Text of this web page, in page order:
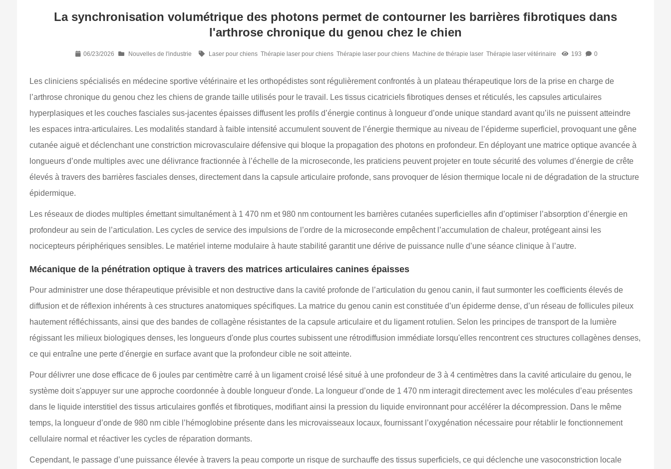
La synchronisation volumétrique des photons permet de contourner les barrières fibrotiques dans
l'arthrose chronique du genou chez le chien
06/23/2026 Nouvelles de l'industrie Laser pour chiens Thérapie laser pour chiens Thérapie laser pour chiens Machine de thérapie laser Thérapie laser vétérinaire 193 0
Les cliniciens spécialisés en médecine sportive vétérinaire et les orthopédistes sont régulièrement confrontés à un plateau thérapeutique lors de la prise en charge de
l’arthrose chronique du genou chez les chiens de grande taille utilisés pour le travail. Les tissus cicatriciels fibrotiques denses et réticulés, les capsules articulaires
hyperplasiques et les couches fasciales sus-jacentes épaisses diffusent les profils d’énergie continus à longueur d’onde unique standard avant qu’ils ne puissent atteindre
les espaces intra-articulaires. Les modalités standard à faible intensité accumulent souvent de l’énergie thermique au niveau de l’épiderme superficiel, provoquant une gêne
cutanée aiguë et déclenchant une constriction microvasculaire défensive qui bloque la propagation des photons en profondeur. En déployant une matrice optique avancée à
longueurs d’onde multiples avec une délivrance fractionnée à l’échelle de la microseconde, les praticiens peuvent projeter en toute sécurité des volumes d’énergie de crête
élevés à travers des barrières fasciales denses, directement dans la capsule articulaire profonde, sans provoquer de lésion thermique locale ni de dégradation de la structure
épidermique.
Les réseaux de diodes multiples émettant simultanément à 1 470 nm et 980 nm contournent les barrières cutanées superficielles afin d’optimiser l’absorption d’énergie en
profondeur au sein de l’articulation. Les cycles de service des impulsions de l’ordre de la microseconde empêchent l’accumulation de chaleur, protégeant ainsi les
nocicepteurs périphériques sensibles. Le matériel interne modulaire à haute stabilité garantit une dérive de puissance nulle d’une séance clinique à l’autre.
Mécanique de la pénétration optique à travers des matrices articulaires canines épaisses
Pour administrer une dose thérapeutique prévisible et non destructive dans la cavité profonde de l’articulation du genou canin, il faut surmonter les coefficients élevés de
diffusion et de réflexion inhérents à ces structures anatomiques spécifiques. La matrice du genou canin est constituée d’un épiderme dense, d’un réseau de follicules pileux
hautement réfléchissants, ainsi que des bandes de collagène résistantes de la capsule articulaire et du ligament rotulien. Selon les principes de transport de la lumière
régissant les milieux biologiques denses, les longueurs d'onde plus courtes subissent une rétrodiffusion immédiate lorsqu'elles rencontrent ces structures collagènes denses,
ce qui entraîne une perte d'énergie en surface avant que la profondeur cible ne soit atteinte.
Pour délivrer une dose efficace de 6 joules par centimètre carré à un ligament croisé lésé situé à une profondeur de 3 à 4 centimètres dans la cavité articulaire du genou, le
système doit s'appuyer sur une approche coordonnée à double longueur d'onde. La longueur d’onde de 1 470 nm interagit directement avec les molécules d’eau présentes
dans le liquide interstitiel des tissus articulaires gonflés et fibrotiques, modifiant ainsi la pression du liquide environnant pour accélérer la décompression. Dans le même
temps, la longueur d’onde de 980 nm cible l’hémoglobine présente dans les microvaisseaux locaux, fournissant l’oxygénation nécessaire pour rétablir le fonctionnement
cellulaire normal et réactiver les cycles de réparation dormants.
Cependant, le passage d’une puissance élevée à travers la peau comporte un risque de surchauffe des tissus superficiels, ce qui déclenche une vasoconstriction locale